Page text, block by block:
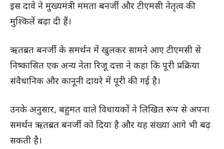
इस दावे ने मुख्यमंत्री ममता बनर्जी और टीएमसी नेतृत्व की
मुश्किलें बढ़ा दी हैं।
ऋतब्रत बनर्जी के समर्थन में खुलकर सामने आए टीएमसी से
निष्कासित एक अन्य नेता रिजू दत्ता ने कहा कि पूरी प्रक्रिया
संवैधानिक और कानूनी दायरे में पूरी की गई है।
उनके अनुसार, बहुमत वाले विधायकों ने लिखित रूप से अपना
समर्थन ऋतब्रत बनर्जी को दिया है और यह संख्या आगे भी बढ़
सकती है।